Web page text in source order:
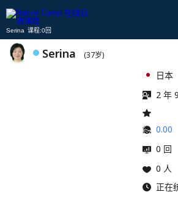
Serina 课程:0回
Serina (37岁)
日本
2 年
0.00
0 回
0 人
正在